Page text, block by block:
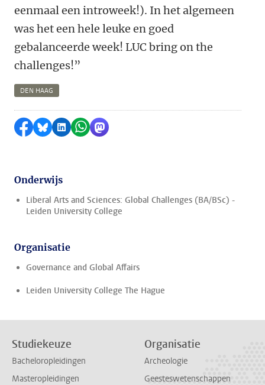
eenmaal een introweek!). In het algemeen
was het een hele leuke en goed
gebalanceerde week! LUC bring on the
challenges!”
DEN HAAG
Delen op Facebook
Delen via Bluesky
Delen op LinkedIn
Delen via WhatsApp
Delen via Mastodon
Onderwijs
Liberal Arts and Sciences: Global Challenges (BA/BSc) -
Leiden University College
Organisatie
Governance and Global Affairs
Leiden University College The Hague
Studiekeuze
Bacheloropleidingen
Masteropleidingen
Organisatie
Archeologie
Geesteswetenschappen